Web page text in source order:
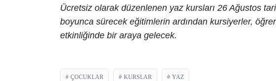
Ücretsiz olarak düzenlenen yaz kursları 26 Ağustos
boyunca sürecek eğitimlerin ardından kursiyerler,
etkinliğinde bir araya gelecek.
ÇOCUKLAR KURSLAR YAZ